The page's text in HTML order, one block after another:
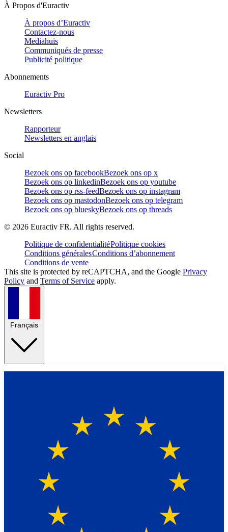
À Propos d'Euractiv
À propos d’Euractiv
Contactez-nous
Mediahuis
Communiqués de presse
Publicité politique
Abonnements
Euractiv Pro
Newsletters
Rapporteur
Newsletters en anglais
Social
Bezoek ons op facebookBezoek ons op x
Bezoek ons op linkedinBezoek ons op youtube
Bezoek ons op rss-feedBezoek ons op instagram
Bezoek ons op mastodonBezoek ons op telegram
Bezoek ons op blueskyBezoek ons op threads
© 2026 Euractiv FR. All rights reserved.
Politique de confidentialitéPolitique cookies
Conditions généralesConditions d’abonnement
Conditions de vente
This site is protected by reCAPTCHA, and the Google Privacy
Policy and Terms of Service apply.
Français